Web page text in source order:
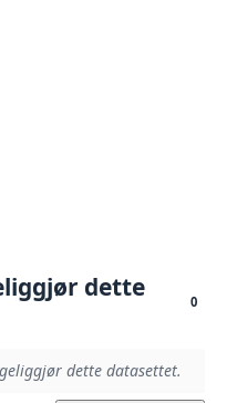
dette
0
dette datasettet.